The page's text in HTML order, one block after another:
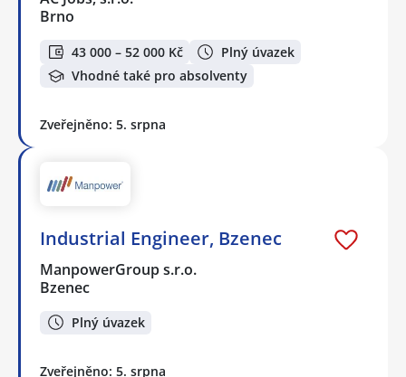
Brno
43 000 – 52 000 Kč
Plný úvazek
Vhodné také pro absolventy
Zveřejněno: 5. srpna
Industrial Engineer, Bzenec
ManpowerGroup s.r.o.
Bzenec
Plný úvazek
Zveřejněno: 5. srpna